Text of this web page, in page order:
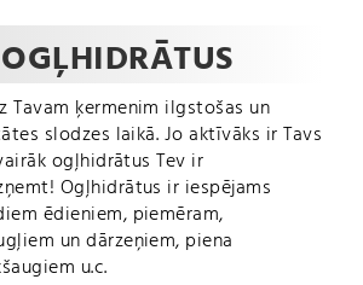
ķermenim ilgstošas un
slodzes laikā. Jo aktīvāks ir Tavs
ogļhidrātus Tev ir
Ogļhidrātus ir iespējams
ēdieniem, piemēram,
un dārzeņiem, piena
u.c.